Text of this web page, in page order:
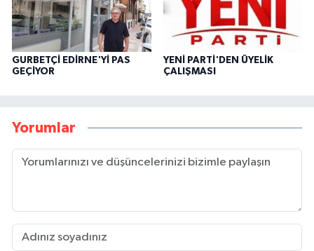
GURBETÇİ EDİRNE'Yİ PAS
GEÇİYOR
YENİ PARTİ'DEN ÜYELİK
ÇALIŞMASI
Yorumlar